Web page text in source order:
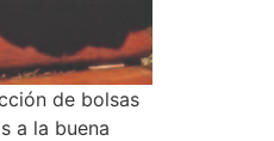
de bolsas
a la buena